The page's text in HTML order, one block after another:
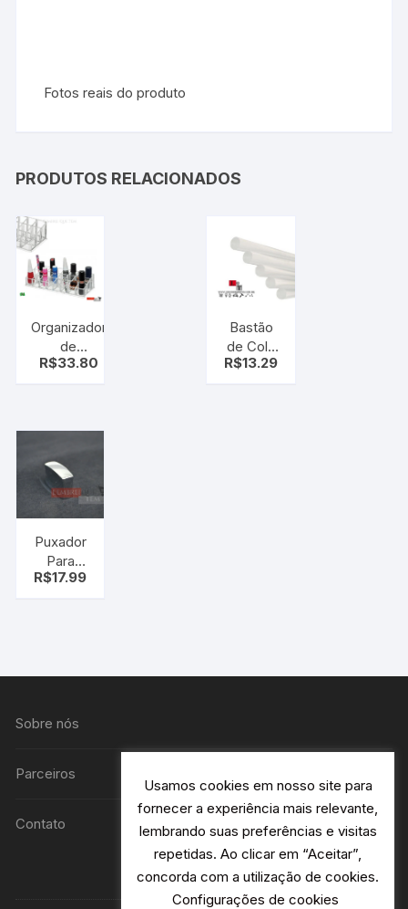
Fotos reais do produto
PRODUTOS RELACIONADOS
Organizador
de
Cosméticos
baton
R$33.80
Bastão
de Cola
Quente
R$13.29
Puxador
Para
Móveis
R$17.99
Sobre nós
Parceiros
Contato
Usamos cookies em nosso site para
fornecer a experiência mais relevante,
lembrando suas preferências e visitas
repetidas. Ao clicar em “Aceitar”,
concorda com a utilização de cookies.
Configurações de cookies